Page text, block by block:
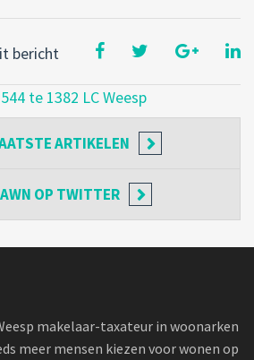
bericht
te 1382 LC Weesp
ARTIKELEN
AWN OP TWITTER
makelaar-taxateur in woonarken
meer mensen kiezen voor wonen op